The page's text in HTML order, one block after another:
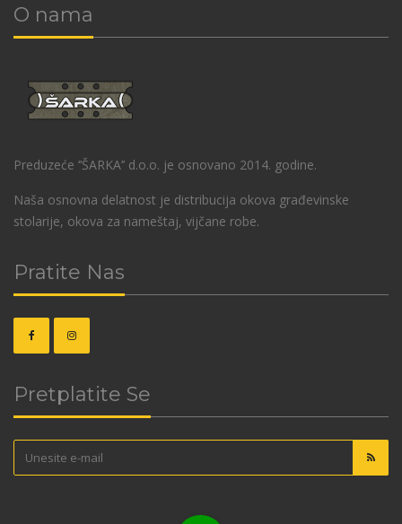
O nama
Preduzeće ‘’ŠARKA’’ d.o.o. je osnovano 2014. godine.
Naša osnovna delatnost je distribucija okova građevinske
stolarije, okova za nameštaj, vijčane robe.
Pratite Nas
Pretplatite Se